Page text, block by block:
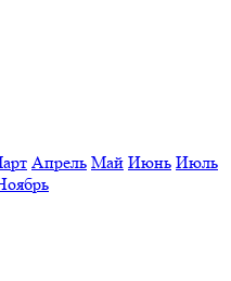
Апрель Май Июнь Июль